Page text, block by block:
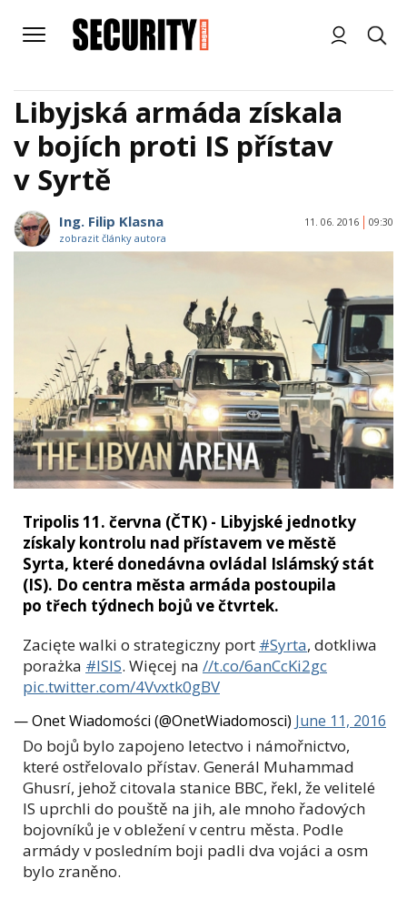
Libyjská armáda získala
v bojích proti IS přístav
v Syrtě
Ing. Filip Klasna
zobrazit články autora
11. 06. 2016 09:30
Tripolis 11. června (ČTK) - Libyjské jednotky
získaly kontrolu nad přístavem ve městě
Syrta, které donedávna ovládal Islámský stát
(IS). Do centra města armáda postoupila
po třech týdnech bojů ve čtvrtek.
Zacięte walki o strategiczny port #Syrta, dotkliwa
porażka #ISIS. Więcej na //t.co/6anCcKi2gc
pic.twitter.com/4Vvxtk0gBV
— Onet Wiadomości (@OnetWiadomosci) June 11, 2016
Do bojů bylo zapojeno letectvo i námořnictvo,
které ostřelovalo přístav. Generál Muhammad
Ghusrí, jehož citovala stanice BBC, řekl, že velitelé
IS uprchli do pouště na jih, ale mnoho řadových
bojovníků je v obležení v centru města. Podle
armády v posledním boji padli dva vojáci a osm
bylo zraněno.